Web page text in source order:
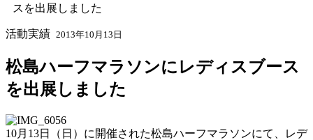
スを出展しました
活動実績 2013年10月13日
松島ハーフマラソンにレディスブース
を出展しました
10月13日（日）に開催された松島ハーフマラソンにて、レデ